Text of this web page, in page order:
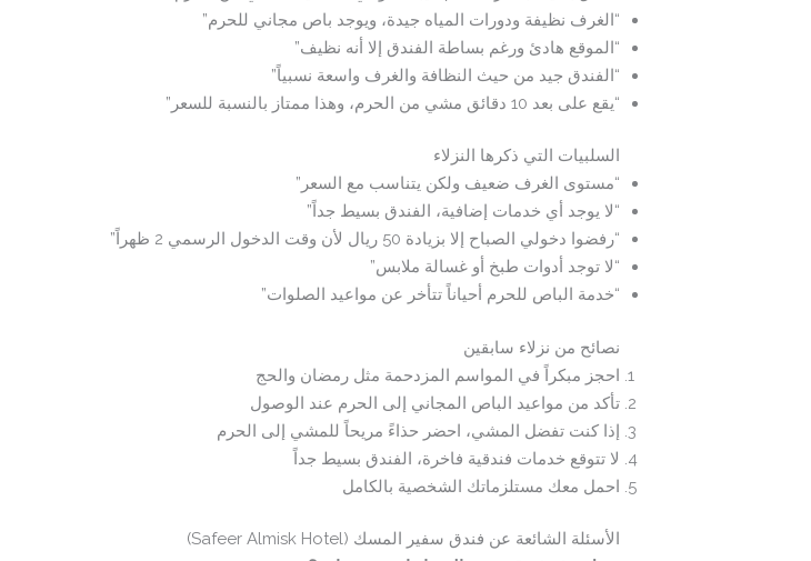
“الغرف نظيفة ودورات المياه جيدة، ويوجد باص مجاني للحرم”
“الموقع هادئ ورغم بساطة الفندق إلا أنه نظيف”
“الفندق جيد من حيث النظافة والغرف واسعة نسبياً”
“يقع على بعد 10 دقائق مشي من الحرم، وهذا ممتاز بالنسبة للسعر”
السلبيات التي ذكرها النزلاء
“مستوى الغرف ضعيف ولكن يتناسب مع السعر”
“لا يوجد أي خدمات إضافية، الفندق بسيط جداً”
“رفضوا دخولي الصباح إلا بزيادة 50 ريال لأن وقت الدخول الرسمي 2 ظهراً”
“لا توجد أدوات طبخ أو غسالة ملابس”
“خدمة الباص للحرم أحياناً تتأخر عن مواعيد الصلوات”
نصائح من نزلاء سابقين
احجز مبكراً في المواسم المزدحمة مثل رمضان والحج
تأكد من مواعيد الباص المجاني إلى الحرم عند الوصول
إذا كنت تفضل المشي، احضر حذاءً مريحاً للمشي إلى الحرم
لا تتوقع خدمات فندقية فاخرة، الفندق بسيط جداً
احمل معك مستلزماتك الشخصية بالكامل
الأسئلة الشائعة عن فندق سفير المسك (Safeer Almisk Hotel)